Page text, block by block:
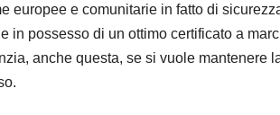
europee e comunitarie in fatto di
in possesso di un ottimo certificato a
anche questa, se si vuole mantenere